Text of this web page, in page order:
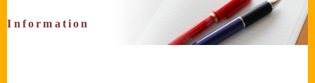
Information